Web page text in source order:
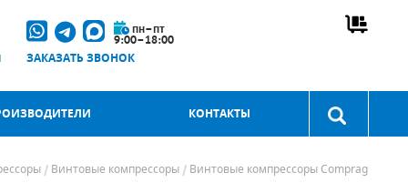
пн–пт
9:00–18:00
ЗАКАЗАТЬ ЗВОНОК
КОНТАКТЫ
Винтовые компрессоры Винтовые компрессоры Comprag